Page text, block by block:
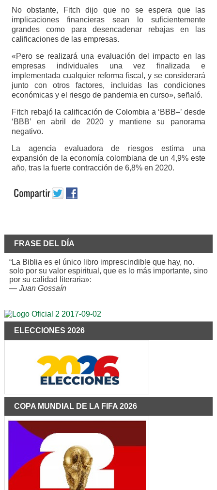
No obstante, Fitch dijo que no se espera que las
implicaciones financieras sean lo suficientemente
grandes como para desencadenar rebajas en las
calificaciones de las empresas.
«Pero se realizará una evaluación del impacto en las
empresas individuales una vez finalizada e
implementada cualquier reforma fiscal, y se considerará
junto con otros factores, incluidas las condiciones
económicas y el riesgo de pandemia en curso», señaló.
Fitch rebajó la calificación de Colombia a ‘BBB–’ desde
‘BBB’ en abril de 2020 y mantiene su panorama
negativo.
La agencia evaluadora de riesgos estima una
expansión de la economía colombiana de un 4,9% este
año, tras la fuerte contracción de 6,8% en 2020.
FRASE DEL DÍA
“La Biblia es el único libro imprescindible que hay, no.
solo por su valor espiritual, que es lo más importante, sino
por su calidad literaria»:
— Juan Gossaín
ELECCIONES 2026
COPA MUNDIAL DE LA FIFA 2026